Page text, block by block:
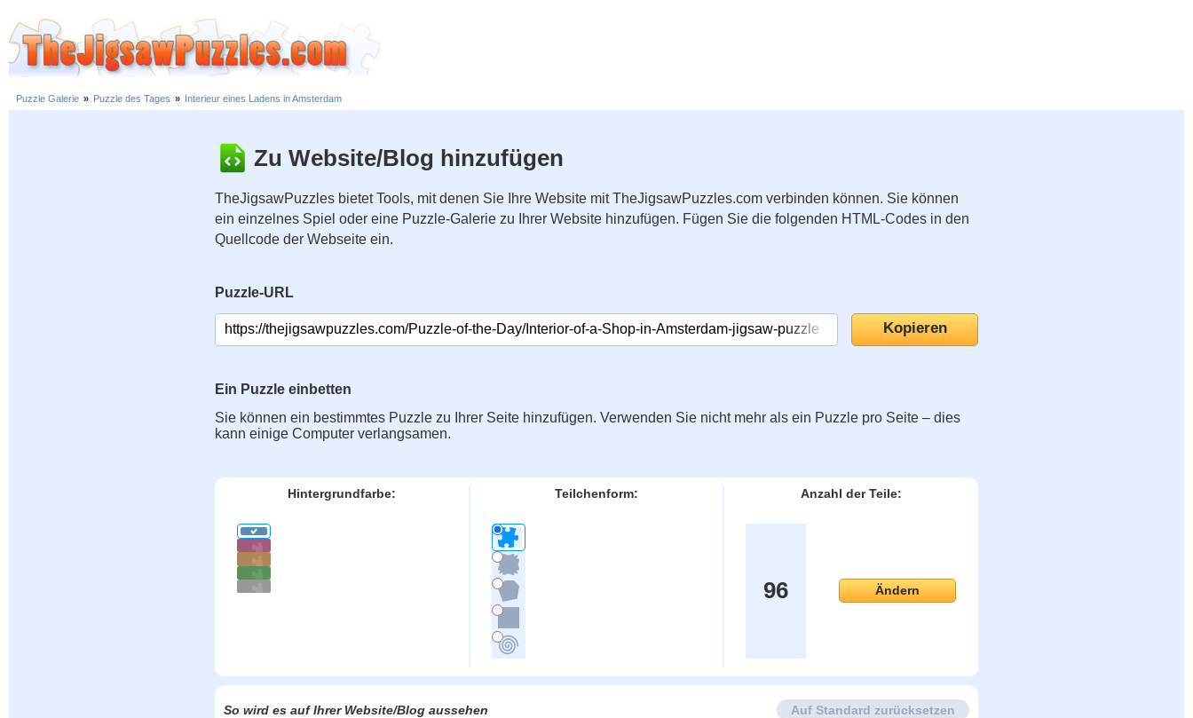
Puzzle Galerie » Puzzle des Tages » Interieur eines Ladens in Amsterdam
Zu Website/Blog hinzufügen
TheJigsawPuzzles bietet Tools, mit denen Sie Ihre Website mit TheJigsawPuzzles.com verbinden können. Sie können
ein einzelnes Spiel oder eine Puzzle-Galerie zu Ihrer Website hinzufügen. Fügen Sie die folgenden HTML-Codes in den
Quellcode der Webseite ein.
Puzzle-URL
Ein Puzzle einbetten
Sie können ein bestimmtes Puzzle zu Ihrer Seite hinzufügen. Verwenden Sie nicht mehr als ein Puzzle pro Seite – dies
kann einige Computer verlangsamen.
Hintergrundfarbe: Teilchenform: Anzahl der Teile:
96 Ändern
So wird es auf Ihrer Website/Blog aussehen Auf Standard zurücksetzen